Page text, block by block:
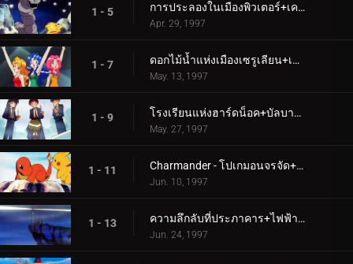
1 - 5 การประลองในเมืองพิวเตอร์+เคลแฟรี่และหินพระจันทร์
Apr. 29, 1997
1 - 7 ดอกไม้น้ำแห่งเมืองเซรูเลียน+เส้นทางสู่ลีกโปเกมอน
May. 13, 1997
1 - 9 โรงเรียนแห่งฮาร์ดน็อค+บัลบาซอร์ และหมู่บ้านลับ
May. 27, 1997
1 - 11 Charmander - โปเกมอนจรจัด+ทีม Squirtle มาแล้ว
Jun. 10, 1997
1 - 13 ความลึกลับที่ประภาคาร+ไฟฟ้าช็อตประลอง
Jun. 24, 1997